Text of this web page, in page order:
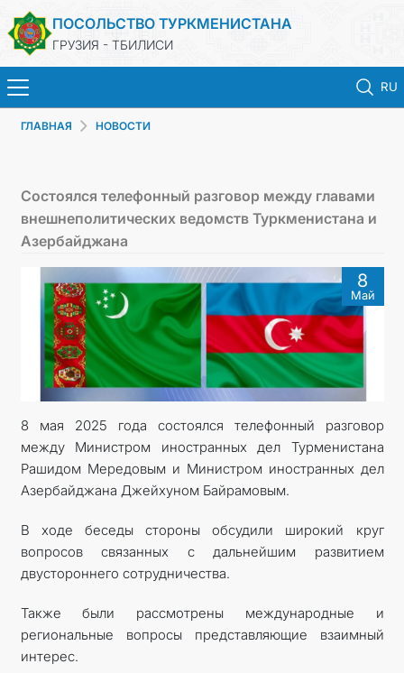
ПОСОЛЬСТВО ТУРКМЕНИСТАНА
ГРУЗИЯ - ТБИЛИСИ
RU
ТУРКМЕНИСТАН
КОНСУЛЬСКИЕ УСЛУГИ
МИД
КОНТАКТНЫЕ ДАННЫЕ
ГЛАВНАЯ НОВОСТИ
Состоялся телефонный разговор между главами
внешнеполитических ведомств Туркменистана и
Азербайджана
8
Май
8 мая 2025 года состоялся телефонный разговор
между Министром иностранных дел Турменистана
Рашидом Мередовым и Министром иностранных дел
Азербайджана Джейхуном Байрамовым.
В ходе беседы стороны обсудили широкий круг
вопросов связанных с дальнейшим развитием
двустороннего сотрудничества.
Также были рассмотрены международные и
региональные вопросы представляющие взаимный
интерес.